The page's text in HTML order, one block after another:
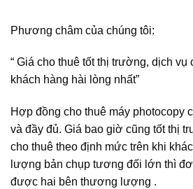
Phương châm của chúng tôi:
“ Giá cho thuê tốt thị trường, dịch vụ
khách hàng hài lòng nhất”
Hợp đồng cho thuê máy photocopy
và đầy đủ. Giá bao giờ cũng tốt thị
cho thuê theo định mức trên khi
lượng bản chụp tương đối lớn thì
được hai bên thương lượng .